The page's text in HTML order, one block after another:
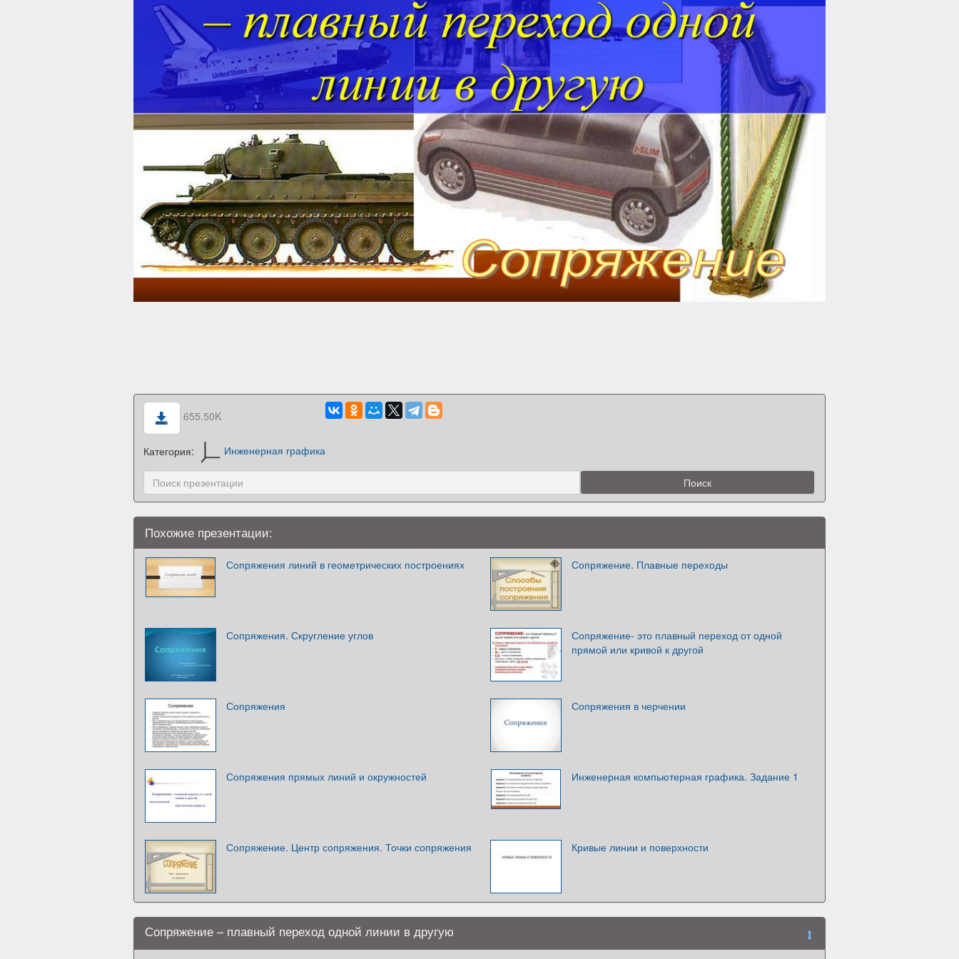
655.50K
Категория: Инженерная графика
Похожие презентации:
Сопряжения линий в геометрических построениях Сопряжение. Плавные переходы
Сопряжения. Скругление углов
Сопряжение- это плавный переход от одной
прямой или кривой к другой
Сопряжения Сопряжения в черчении
Сопряжения прямых линий и окружностей Инженерная компьютерная графика. Задание 1
Сопряжение. Центр сопряжения. Точки сопряжения Кривые линии и поверхности
Сопряжение – плавный переход одной линии в другую